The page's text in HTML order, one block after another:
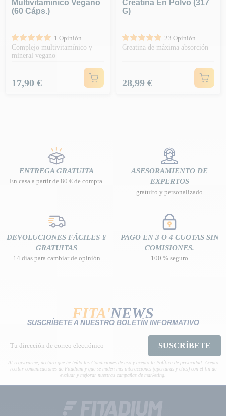
Multivitamínico Vegano
(60 Cáps.)
1 Opinión
Complejo multivitamínico y
mineral vegano
Precio
17,90 €
Creatina En Polvo (317
G)
23 Opinión
Creatina de máxima absorción
Precio
28,99 €
ENTREGA GRATUITA
En casa a partir de 80 € de compra.
ASESORAMIENTO DE
EXPERTOS
gratuito y personalizado
DEVOLUCIONES FÁCILES Y
GRATUITAS
14 días para cambiar de opinión
PAGO EN 3 O 4 CUOTAS SIN
COMISIONES.
100 % seguro
FITA'NEWS
SUSCRÍBETE A NUESTRO BOLETÍN INFORMATIVO
SUSCRÍBETE
Al registrarme, declaro que he leído las Condiciones de uso y acepto la Política de privacidad. Acepto
recibir comunicaciones de Fitadium y que se miden mis interacciones (aperturas y clics) con el fin de
evaluar y mejorar nuestras campañas de marketing.